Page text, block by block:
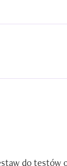
do testów